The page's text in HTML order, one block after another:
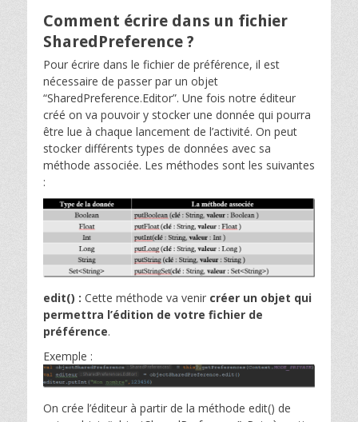
Comment écrire dans un fichier
SharedPreference ?
Pour écrire dans le fichier de préférence, il est
nécessaire de passer par un objet
“SharedPreference.Editor”. Une fois notre éditeur
créé on va pouvoir y stocker une donnée qui pourra
être lue à chaque lancement de l’activité. On peut
stocker différents types de données avec sa
méthode associée. Les méthodes sont les suivantes
:
edit() : Cette méthode va venir créer un objet qui
permettra l’édition de votre fichier de
préférence.
Exemple :
On crée l’éditeur à partir de la méthode edit() de